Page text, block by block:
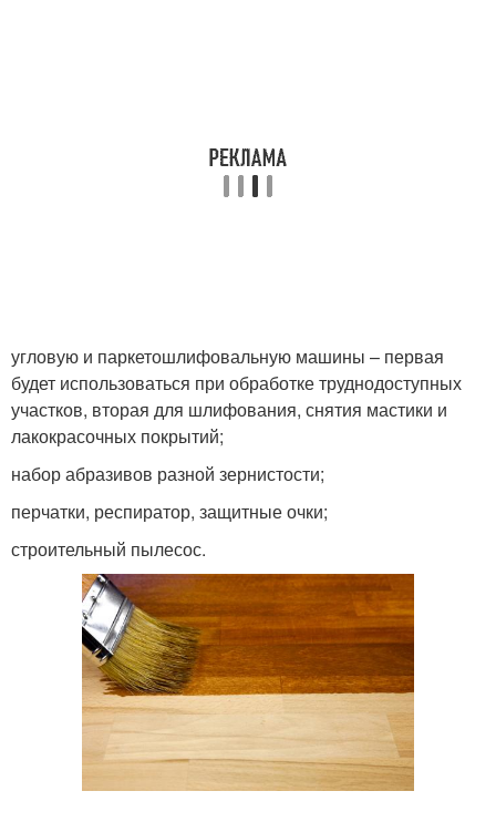
угловую и паркетошлифовальную машины – первая
будет использоваться при обработке труднодоступных
участков, вторая для шлифования, снятия мастики и
лакокрасочных покрытий;
набор абразивов разной зернистости;
перчатки, респиратор, защитные очки;
строительный пылесос.